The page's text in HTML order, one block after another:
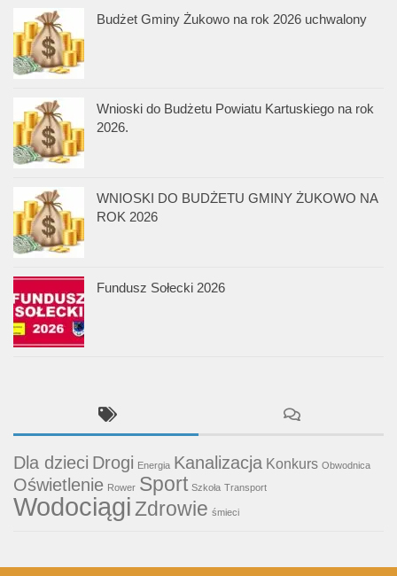
Budżet Gminy Żukowo na rok 2026 uchwalony
Wnioski do Budżetu Powiatu Kartuskiego na rok
2026.
WNIOSKI DO BUDŻETU GMINY ŻUKOWO NA
ROK 2026
Fundusz Sołecki 2026
Dla dzieci Drogi Energia Kanalizacja Konkurs Obwodnica
Oświetlenie Rower Sport Szkoła Transport
WodociągiZdrowie śmieci